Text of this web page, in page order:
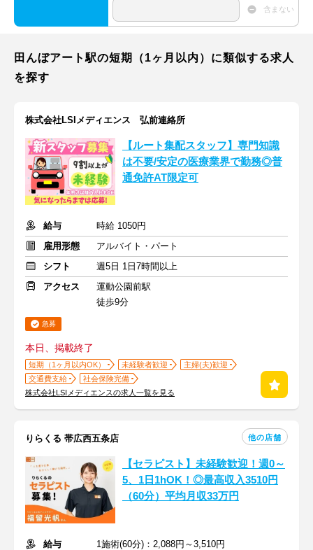
含まない
田んぼアート駅の短期（1ヶ月以内）に類似する求人
を探す
株式会社LSIメディエンス 弘前連絡所
【ルート集配スタッフ】専門知識
は不要/安定の医療業界で勤務◎普
通免許AT限定可
給与
時給 1050円
雇用形態
アルバイト・パート
シフト
週5日 1日7時間以上
アクセス
運動公園前駅
徒歩9分
急募
本日、掲載終了
短期（1ヶ月以内OK） 未経験者歓迎
主婦(夫)歓迎
交通費支給
社会保険完備
株式会社LSIメディエンスの求人一覧を見る
りらくる 帯広西五条店 他の店舗
【セラピスト】未経験歓迎！週0～
5、1日1hOK！◎最高収入3510円
（60分）平均月収33万円
給与
1施術(60分)：2,088円～3,510円